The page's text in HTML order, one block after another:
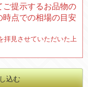
提示するお品物の
点での相場の目安
拝見させていただいた上
込む